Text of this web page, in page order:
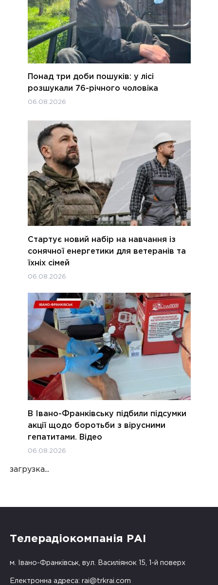
Понад три доби пошуків: у лісі
розшукали 76-річного чоловіка
06.08.2026
Стартує новий набір на навчання із
сонячної енергетики для ветеранів та
їхніх сімей
06.08.2026
В Івано-Франківську підбили підсумки
акції щодо боротьби з вірусними
гепатитами. Відео
06.08.2026
загрузка...
Телерадіокомпанія РАІ
м. Івано-Франківськ, вул. Василіянок 15, 1-й поверх
Електронна адреса: rai@trkrai.com